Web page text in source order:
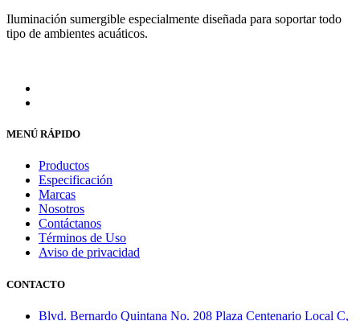
Iluminación sumergible especialmente diseñada para soportar todo
tipo de ambientes acuáticos.
MENÚ RÁPIDO
Productos
Especificación
Marcas
Nosotros
Contáctanos
Términos de Uso
Aviso de privacidad
CONTACTO
Blvd. Bernardo Quintana No. 208 Plaza Centenario Local C,